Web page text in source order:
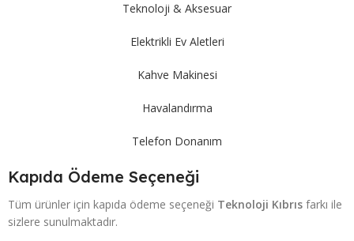
Teknoloji & Aksesuar
Elektrikli Ev Aletleri
Kahve Makinesi
Havalandırma
Telefon Donanım
Kapıda Ödeme Seçeneği
Tüm ürünler için kapıda ödeme seçeneği Teknoloji Kıbrıs farkı ile
sizlere sunulmaktadır.